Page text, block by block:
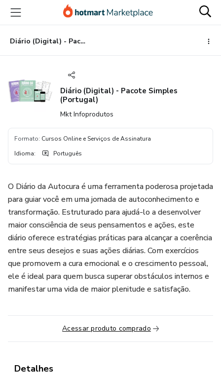
para
conteúdo
principal
para
pagamento
para
rodapé
Diário (Digital) - Pacote Simples (Portugal)
Diário (Digital) - Pacote Simples
(Portugal)
Mkt Infoprodutos
Formato: Cursos Online e Serviços de Assinatura
Idioma: Português
O Diário da Autocura é uma ferramenta poderosa projetada
para guiar você em uma jornada de autoconhecimento e
transformação. Estruturado para ajudá-lo a desenvolver
maior consciência de seus pensamentos e ações, este
diário oferece estratégias práticas para alcançar a coerência
entre seus desejos e suas ações diárias. Com exercícios
que promovem a cura emocional e o crescimento pessoal,
ele é ideal para quem busca superar obstáculos internos e
manifestar uma vida de maior plenitude e satisfação.
Acessar produto comprado
Detalhes